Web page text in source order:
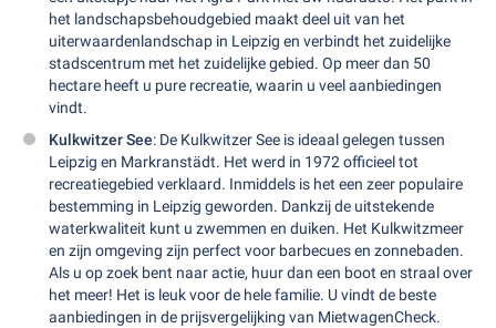
het landschapsbehoudgebied maakt deel uit van het
uiterwaardenlandschap in Leipzig en verbindt het zuidelijke
stadscentrum met het zuidelijke gebied. Op meer dan 50
hectare heeft u pure recreatie, waarin u veel aanbiedingen
vindt.
Kulkwitzer See: De Kulkwitzer See is ideaal gelegen tussen
Leipzig en Markranstädt. Het werd in 1972 officieel tot
recreatiegebied verklaard. Inmiddels is het een zeer populaire
bestemming in Leipzig geworden. Dankzij de uitstekende
waterkwaliteit kunt u zwemmen en duiken. Het Kulkwitzmeer
en zijn omgeving zijn perfect voor barbecues en zonnebaden.
Als u op zoek bent naar actie, huur dan een boot en straal over
het meer! Het is leuk voor de hele familie. U vindt de beste
aanbiedingen in de prijsvergelijking van MietwagenCheck.